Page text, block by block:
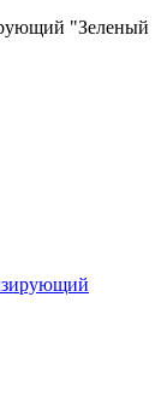
"Зеленый